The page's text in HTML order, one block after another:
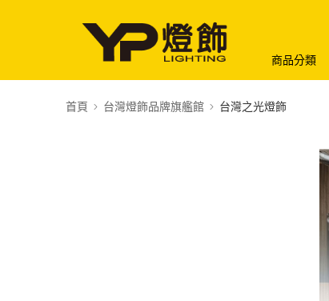
商品分類
首頁 台灣燈飾品牌旗艦館 台灣之光燈飾